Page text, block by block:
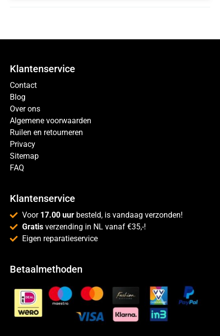
Klantenservice
Contact
Blog
Over ons
Algemene voorwaarden
Ruilen en retourneren
Privacy
Sitemap
FAQ
Klantenservice
Voor 17.00 uur besteld, is vandaag verzonden!
Gratis verzending in NL vanaf €35,-!
Eigen reparatieservice
Betaalmethoden